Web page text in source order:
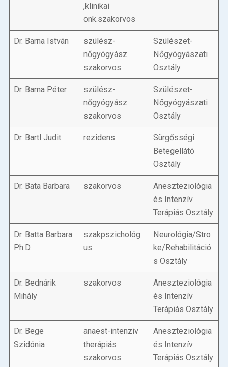
,klinikai
onk.szakorvos
Dr. Barna István
szülész-
nőgyógyász
szakorvos
Szülészet-
Nőgyógyászati
Osztály
Dr. Barna Péter
szülész-
nőgyógyász
szakorvos
Szülészet-
Nőgyógyászati
Osztály
Dr. Bartl Judit rezidens
Sürgősségi
Betegellátó
Osztály
Dr. Bata Barbara szakorvos
Aneszteziológia
és Intenzív
Terápiás Osztály
Dr. Batta Barbara
Ph.D.
szakpszichológ
us
Neurológia/Stro
ke/Rehabilitáció
s Osztály
Dr. Bednárik
Mihály
szakorvos
Aneszteziológia
és Intenzív
Terápiás Osztály
Dr. Bege
Szidónia
anaest-intenziv
therápiás
szakorvos
Aneszteziológia
és Intenzív
Terápiás Osztály